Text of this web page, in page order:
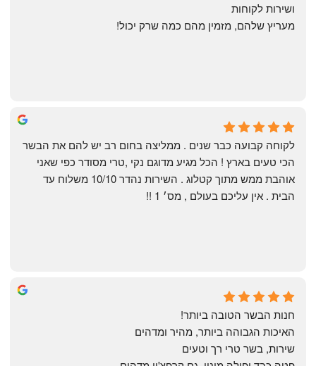
Shahaf Bendarker
6 months ago
ושירות לקוחות
מעריץ שלהם, מזמין מהם כמה שרק יכול!
Annael Annael
9 months ago
הבית . אין עליכם בעולם , מס׳ 1 !!
חנות הבשר הטובה ביותר!
האיכות הגבוהה ביותר, מהיר ומדהים
שירות, בשר טרי רך וטעים